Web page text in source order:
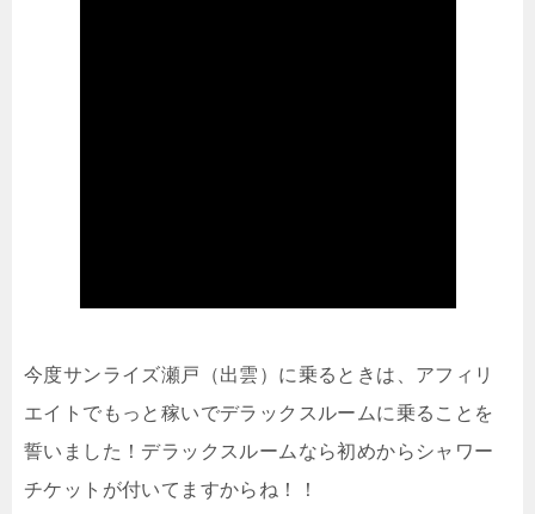
今度サンライズ瀬戸（出雲）に乗るときは、アフィリ
エイトでもっと稼いでデラックスルームに乗ることを
誓いました！デラックスルームなら初めからシャワー
チケットが付いてますからね！！